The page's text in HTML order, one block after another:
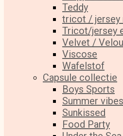
Teddy
tricot / jersey
Tricot/jersey
Velvet /
Viscose
Wafelstof
Capsule collectie
Boys Sports
Summer vibes
Sunkissed
Food Party